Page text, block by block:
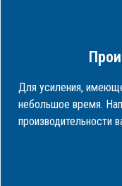
Для усиления,
небольшое время.
производительности